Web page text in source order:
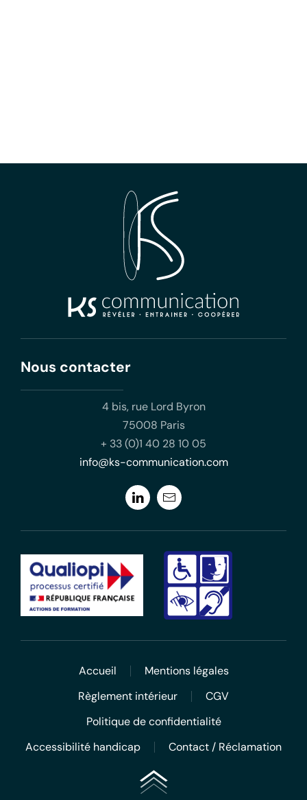
Nous contacter
4 bis, rue Lord Byron
75008 Paris
+ 33 (0)1 40 28 10 05
info@ks-communication.com
Accueil
Mentions légales
Règlement intérieur
CGV
Politique de confidentialité
Accessibilité handicap
Contact / Réclamation